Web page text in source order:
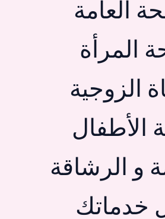
العامة
المرأة
الزوجية
الأطفال
و الرشاقة
خدماتك